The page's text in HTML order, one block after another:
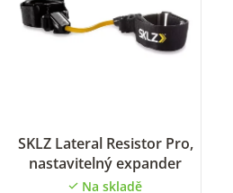
SKLZ Lateral Resistor Pro,
nastavitelný expander
hodnocení
produktu
Na skladě